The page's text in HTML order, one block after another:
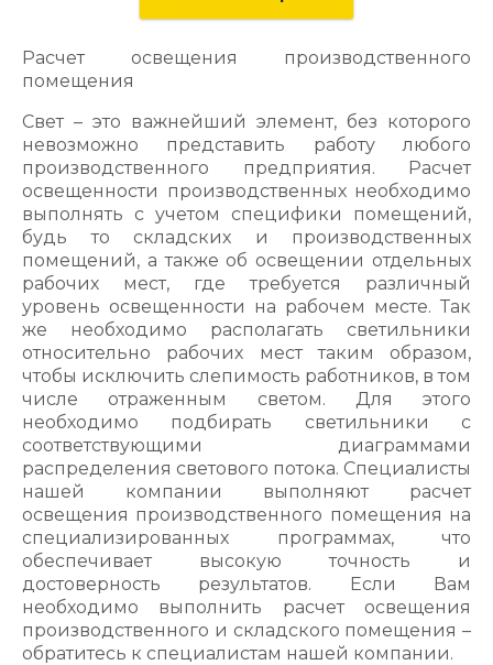
Расчет освещения производственного
помещения
Свет – это важнейший элемент, без которого
невозможно представить работу любого
производственного предприятия. Расчет
освещенности производственных необходимо
выполнять с учетом специфики помещений,
будь то складских и производственных
помещений, а также об освещении отдельных
рабочих мест, где требуется различный
уровень освещенности на рабочем месте. Так
же необходимо располагать светильники
относительно рабочих мест таким образом,
чтобы исключить слепимость работников, в том
числе отраженным светом. Для этого
необходимо подбирать светильники с
соответствующими диаграммами
распределения светового потока. Специалисты
нашей компании выполняют расчет
освещения производственного помещения на
специализированных программах, что
обеспечивает высокую точность и
достоверность результатов. Если Вам
необходимо выполнить расчет освещения
производственного и складского помещения –
обратитесь к специалистам нашей компании.